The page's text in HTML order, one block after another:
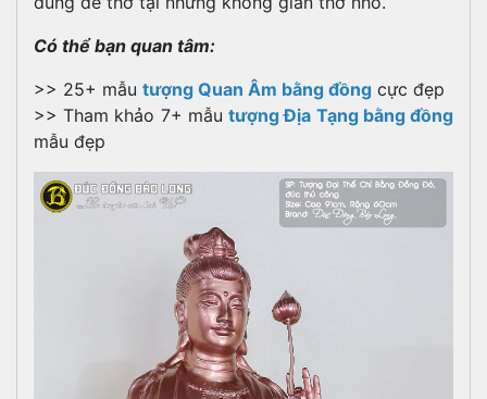
Có thể bạn quan tâm:
>> 25+ mẫu tượng Quan Âm bằng đồng cực đẹp
>> Tham khảo 7+ mẫutượng Địa Tạng bằng đồng
mẫu đẹp